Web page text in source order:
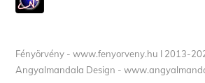
Fényörvény - www.fenyorveny.hu I 2013-
Angyalmandala Design -